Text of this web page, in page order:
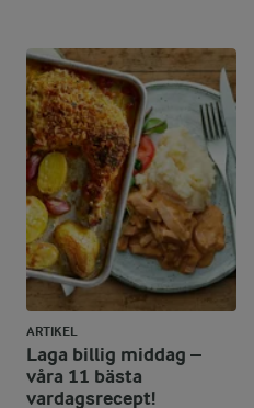
ARTIKEL
Laga billig middag –
våra 11 bästa
vardagsrecept!